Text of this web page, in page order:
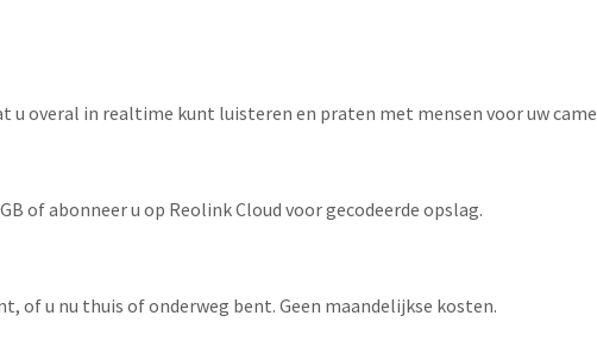
overal in realtime kunt luisteren en praten met mensen voor uw
of abonneer u op Reolink Cloud voor gecodeerde opslag.
of u nu thuis of onderweg bent. Geen maandelijkse kosten.